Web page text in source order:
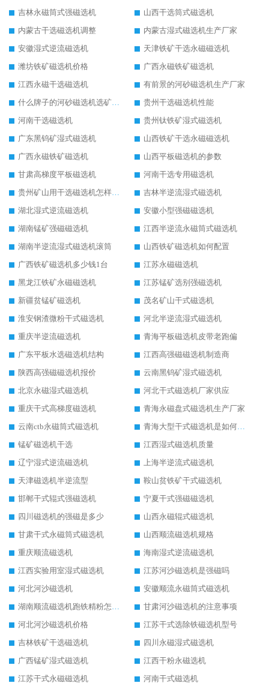
吉林永磁筒式强磁选机
山西干选筒式磁选机
内蒙古干选磁选机调整
内蒙古湿式磁选机生产厂家
安徽湿式逆流磁选机
天津铁矿干选永磁磁选机
潍坊铁矿磁选机价格
广西永磁铁矿磁选机
江西永磁干选磁选机
有前景的河砂磁选机生产厂家
什么牌子的河砂磁选机选矿效果好
贵州干选磁选机性能
河南干选磁选机
贵州钛铁矿湿式磁选机
广东黑钨矿湿式磁选机
山西铁矿干选永磁磁选机
广西永磁铁矿磁选机
山西平板磁选机的参数
甘肃高梯度平板磁选机
河南干选专用磁选机
贵州矿山用干选磁选机怎样调磁
吉林半逆流湿式磁选机
湖北湿式逆流磁选机
安徽小型强磁磁选机
湖南锰矿强磁磁选机
江西半逆流永磁筒式磁选机
湖南半逆流湿式磁选机滚筒
山西铁矿磁选机如何配置
广西铁矿磁选机多少钱1台
江苏永磁磁选机
黑龙江铁矿永磁磁选机
江苏锰矿选别强磁选机
新疆贫锰矿磁选机
茂名矿山干式磁选机
淮安钢渣微粉干式磁选机
河北半逆流湿式磁选机
重庆半逆流磁选机
青海平板磁选机皮带老跑偏
广东平板水选磁选机结构
江西高强磁磁选机制造商
陕西高强磁磁选机报价
云南黑钨矿湿式磁选机
北京永磁湿式磁选机
河北干式磁选机厂家供应
重庆干式高梯度磁选机
青海永磁盘式磁选机生产厂家
云南ctb永磁筒式磁选机
青海大型干式磁选机是如何选矿的
锰矿磁选机干选
江西湿式磁选机质量
辽宁湿式逆流磁选机
上海半逆流式磁选机
天津磁选机半逆流型
鞍山贫铁矿干式磁选机
邯郸干式辊式强磁选机
宁夏干式强磁磁选机
四川磁选机的强磁是多少
山西永磁辊式磁选机
甘肃干式永磁筒式磁选机
山西顺流磁选机规格
重庆顺流磁选机
海南湿式逆流磁选机
江西实验用室湿式磁选机
江苏河沙磁选机是强磁吗
河北河沙磁选机
安徽顺流永磁筒式磁选机
湖南顺流磁选机跑铁精粉怎么处理
甘肃河沙磁选机的注意事项
河北河沙磁选机价格
江苏干式选除铁磁选机型号
吉林铁矿干选磁选机
四川永磁湿式磁选机
广西锰矿湿式磁选机
江西干粉永磁选机
江苏干式永磁磁选机
河南干式磁选机